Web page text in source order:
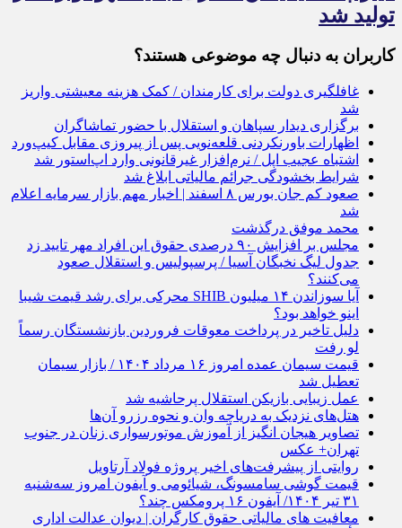
تولید شد
کاربران به دنبال چه موضوعی هستند؟
غافلگیری دولت برای کارمندان / کمک هزینه معیشتی واریز
شد
برگزاری دیدار سپاهان و استقلال با حضور تماشاگران
اظهارات باورنکردنی قلعه‌نویی پس از پیروزی مقابل کیپ‌ورد
اشتباه عجیب اپل / نرم‌افزار غیرقانونی وارد اپ‌استور شد
شرایط بخشودگی جرائم مالیاتی ابلاغ شد
صعود کم جان بورس ۸ اسفند | اخبار مهم بازار سرمایه اعلام
شد
محمد موفق درگذشت
مجلس بر افزایش ۹۰ درصدی حقوق این افراد مهر تایید زد
جدول لیگ نخبگان آسیا / پرسپولیس و استقلال صعود
می‌کنند؟
آیا سوزاندن ۱۴ میلیون SHIB محرکی برای رشد قیمت شیبا
اینو خواهد بود؟
دلیل تاخیر در پرداخت معوقات فروردین بازنشستگان رسماً
لو رفت
قیمت سیمان عمده امروز ۱۶ مرداد ۱۴۰۴ / بازار سیمان
تعطیل شد
عمل زیبایی بازیکن استقلال پرحاشیه شد
هتل‌های نزدیک به دریاچه وان و نحوه رزرو آن‌ها
تصاویر هیجان انگیز از آموزش موتورسواری زنان در جنوب
تهران+ عکس
روایتی از پیشرفت‌های اخیر پروژه فولاد آرتاویل
قیمت گوشی سامسونگ، شیائومی و آیفون امروز سه‌شنبه
۳۱ تیر ۱۴۰۴/ آیفون ۱۶ پرومکس چند؟
معافیت‌ های مالیاتی حقوق کارگران | دیوان عدالت اداری